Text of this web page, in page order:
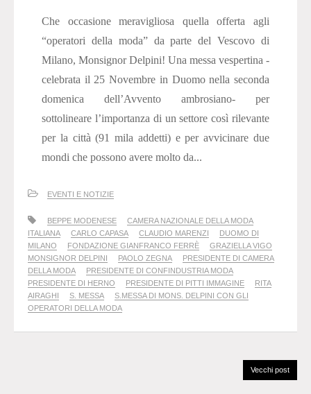
Che occasione meravigliosa quella offerta agli
“operatori della moda” da parte del Vescovo di
Milano, Monsignor Delpini! Una messa vespertina -
celebrata il 25 Novembre in Duomo nella seconda
domenica dell’Avvento ambrosiano- per
sottolineare l’importanza di un settore così rilevante
per la città (91 mila addetti) e per avvicinare due
mondi che possono avere molto da...
EVENTI E NOTIZIE
BEPPE MODENESE
CAMERA NAZIONALE DELLA MODA
ITALIANA
CARLO CAPASA CLAUDIO MARENZI
DUOMO DI
MILANO
FONDAZIONE GIANFRANCO FERRÈ
GRAZIELLA VIGO
MONSIGNOR DELPINI
PAOLO ZEGNA
PRESIDENTE DI CAMERA
DELLA MODA
PRESIDENTE DI CONFINDUSTRIA MODA
PRESIDENTE DI HERNO
PRESIDENTE DI PITTI IMMAGINE
RITA
AIRAGHI
S. MESSA
S.MESSA DI MONS. DELPINI CON GLI
OPERATORI DELLA MODA
Vecchi post